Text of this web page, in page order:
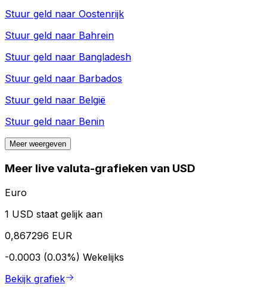
Stuur geld naar Oostenrijk
Stuur geld naar Bahrein
Stuur geld naar Bangladesh
Stuur geld naar Barbados
Stuur geld naar België
Stuur geld naar Benin
Meer weergeven
Meer live valuta-grafieken van USD
Euro
1 USD staat gelijk aan
0,867296 EUR
-0.0003 (0.03%) Wekelijks
Bekijk grafiek